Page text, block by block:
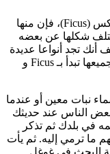
لنضرب مثلا بالأشجار التي تنتمي لجنس الفيكس (Ficus)، فإن منها
شكلها عن بعضه
أنك تجد أنواعا عديدة
من أشجار الفيكس، و لاحظ أن أن أسماءها جميعها تبدأ بـ Ficus و
نبات معين أو عندما
بعض الناس عند حديثك
في بلدك ثم تذكر
ما ترمي إليه. ثم يأت
البحث في غوغل